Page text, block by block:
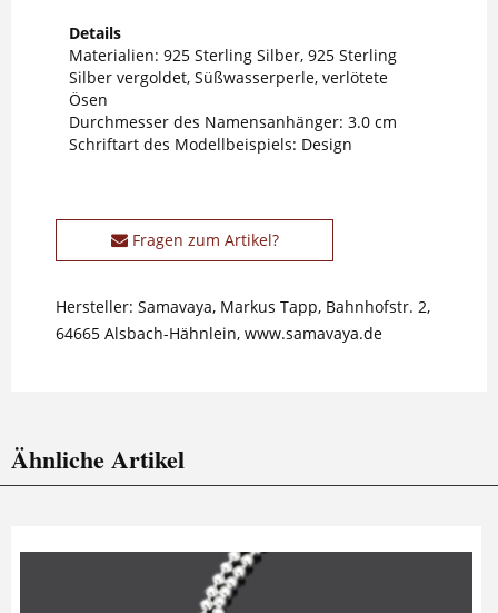
Details
Materialien: 925 Sterling Silber, 925 Sterling
Silber vergoldet, Süßwasserperle, verlötete
Ösen
Durchmesser des Namensanhänger: 3.0 cm
Schriftart des Modellbeispiels: Design
Fragen zum Artikel?
Hersteller: Samavaya, Markus Tapp, Bahnhofstr. 2,
64665 Alsbach-Hähnlein, www.samavaya.de
Ähnliche Artikel